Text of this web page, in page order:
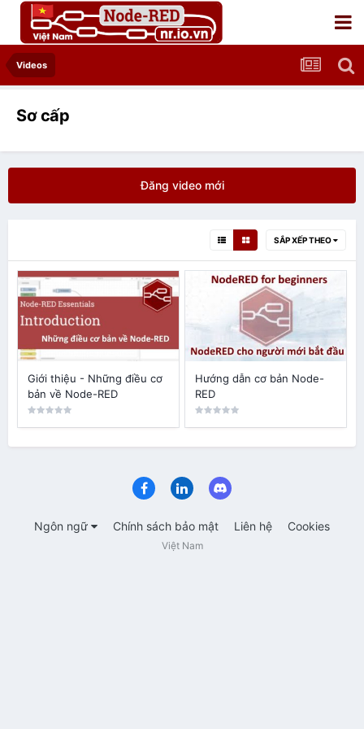
Videos
Sơ cấp
Đăng video mới
SẮP XẾP THEO
Giới thiệu - Những điều cơ
bản về Node-RED
Hướng dẫn cơ bản Node-
RED
Ngôn ngữ Chính sách bảo mật Liên hệ Cookies
Việt Nam